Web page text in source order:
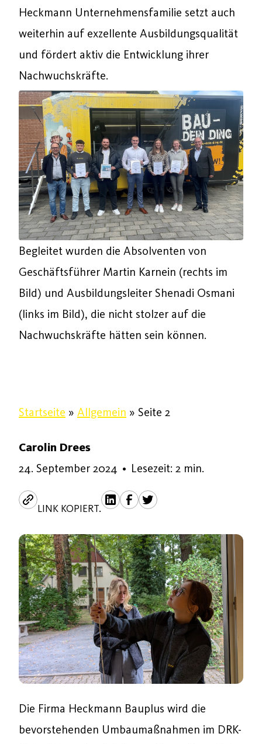
Heckmann Unternehmensfamilie setzt auch
weiterhin auf exzellente Ausbildungsqualität
und fördert aktiv die Entwicklung ihrer
Nachwuchskräfte.
Begleitet wurden die Absolventen von
Geschäftsführer Martin Karnein (rechts im
Bild) und Ausbildungsleiter Shenadi Osmani
(links im Bild), die nicht stolzer auf die
Nachwuchskräfte hätten sein können.
Startseite » Allgemein » Seite 2
Carolin Drees
24. September 2024 24. September 2024
• Lesezeit: 2 min.
LINK KOPIERT.
Die Firma Heckmann Bauplus wird die
bevorstehenden Umbaumaßnahmen im DRK-